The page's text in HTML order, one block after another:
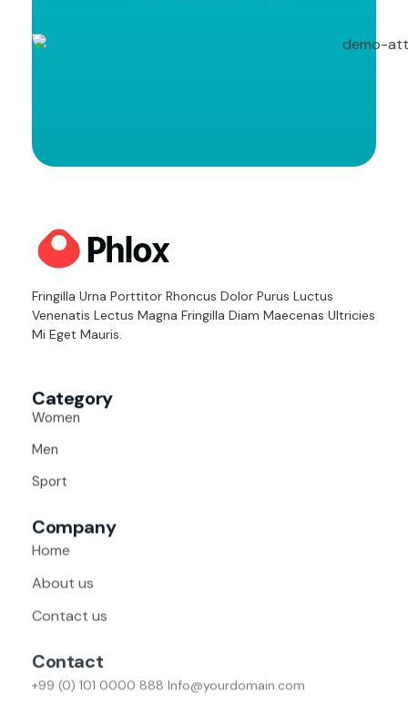
distincion
Fringilla Urna Porttitor Rhoncus Dolor Purus Luctus
Venenatis Lectus Magna Fringilla Diam Maecenas Ultricies
Mi Eget Mauris.
Category
Women
Men
Sport
Company
Home
About us
Contact us
Contact
+99 (0) 101 0000 888 Info@yourdomain.com